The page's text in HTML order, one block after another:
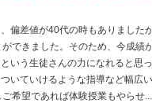
偏差値が40代の時もありました
できました。そのため、今成績
いう生徒さんの力になれると思
いていけるような指導など幅広
希望であれば体験授業もやらせ...